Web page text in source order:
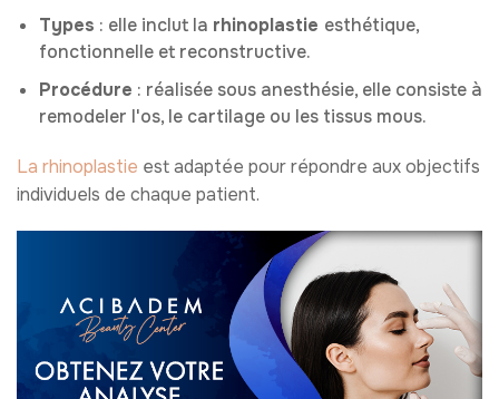
Types : elle inclut la rhinoplastie esthétique,
fonctionnelle et reconstructive.
Procédure : réalisée sous anesthésie, elle consiste à
remodeler l'os, le cartilage ou les tissus mous.
La rhinoplastie est adaptée pour répondre aux objectifs
individuels de chaque patient.